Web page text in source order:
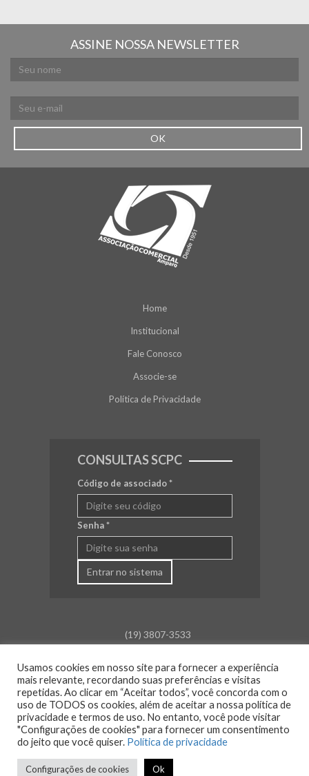
ASSINE NOSSA NEWSLETTER
OK
Home
Institucional
Fale Conosco
Associe-se
Política de Privacidade
CONSULTAS SCPC
Código de associado*
Senha*
Entrar no sistema
(19) 3807-3533
Rua Barão de Campinas, 675
Centro - Amparo - SP
Atendimento:
Segunda a sexta: das 8h30 às 18h00
Sáb., Dom. e Feriado: Fechado
Usamos cookies em nosso site para fornecer a experiência
mais relevante, recordando suas preferências e visitas
repetidas. Ao clicar em “Aceitar todos”, você concorda com o
uso de TODOS os cookies, além de aceitar a nossa política de
privacidade e termos de uso. No entanto, você pode visitar
"Configurações de cookies" para fornecer um consentimento
do jeito que você quiser. Política de privacidade
Configurações de cookies Ok